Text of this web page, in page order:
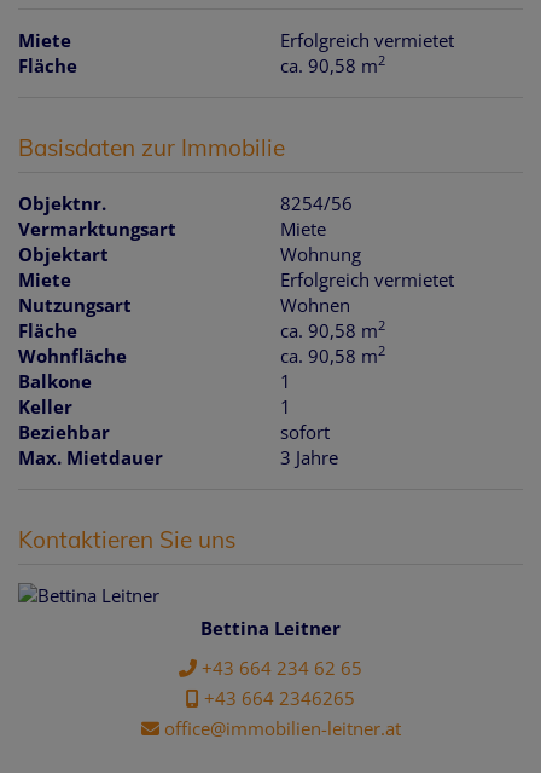
Miete
Erfolgreich vermietet
Fläche
ca. 90,58 m2
Basisdaten zur Immobilie
Objektnr.
8254/56
Vermarktungsart
Miete
Objektart
Wohnung
Miete
Erfolgreich vermietet
Nutzungsart
Wohnen
Fläche
ca. 90,58 m2
Wohnfläche ca. 90,58 m2
Balkone
1
Keller
1
Beziehbar
sofort
Max. Mietdauer
3 Jahre
Kontaktieren Sie uns
Bettina Leitner
+43 664 234 62 65
+43 664 2346265
office@immobilien-leitner.at